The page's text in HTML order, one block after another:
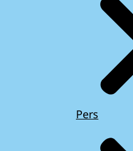
Pers